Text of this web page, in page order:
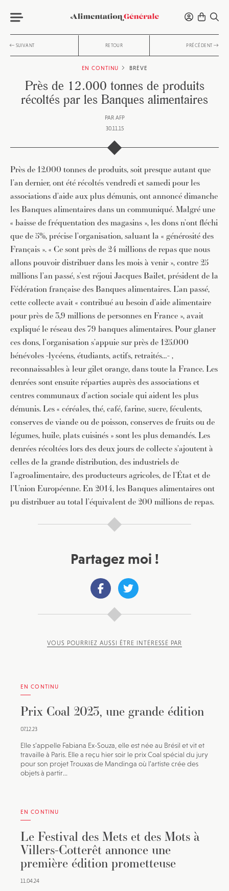
SUIVANT RETOUR PRÉCÉDENT
EN CONTINU BRÈVE
Près de 12.000 tonnes de produits
récoltés par les Banques alimentaires
PAR AFP
30.11.15
Près de 12.000 tonnes de produits, soit presque autant que
l’an dernier, ont été récoltés vendredi et samedi pour les
associations d’aide aux plus démunis, ont annoncé dimanche
les Banques alimentaires dans un communiqué. Malgré une
« baisse de fréquentation des magasins », les dons n’ont fléchi
que de 5%, précise l’organisation, saluant la « générosité des
Français ». « Ce sont près de 24 millions de repas que nous
allons pouvoir distribuer dans les mois à venir », contre 25
millions l’an passé, s’est réjoui Jacques Bailet, président de la
Fédération française des Banques alimentaires. L’an passé,
cette collecte avait « contribué au besoin d’aide alimentaire
pour près de 3,9 millions de personnes en France », avait
expliqué le réseau des 79 banques alimentaires. Pour glaner
ces dons, l’organisation s’appuie sur près de 125.000
bénévoles -lycéens, étudiants, actifs, retraités…- ,
reconnaissables à leur gilet orange, dans toute la France. Les
denrées sont ensuite réparties auprès des associations et
centres communaux d’action sociale qui aident les plus
démunis. Les « céréales, thé, café, farine, sucre, féculents,
conserves de viande ou de poisson, conserves de fruits ou de
légumes, huile, plats cuisinés » sont les plus demandés. Les
denrées récoltées lors des deux jours de collecte s’ajoutent à
celles de la grande distribution, des industriels de
l’agroalimentaire, des producteurs agricoles, de l’État et de
l’Union Européenne. En 2014, les Banques alimentaires ont
pu distribuer au total l’équivalent de 200 millions de repas.
Partagez moi !
VOUS POURRIEZ AUSSI ÊTRE INTÉRESSÉ PAR
EN CONTINU
Prix Coal 2023, une grande édition
07.12.23
Elle s’appelle Fabiana Ex-Souza, elle est née au Brésil et vit et
travaille à Paris. Elle a reçu hier soir le prix Coal spécial du jury
pour son projet Trouxas de Mandinga où l’artiste crée des
objets à partir...
EN CONTINU
Le Festival des Mets et des Mots à
Villers-Cotterêt annonce une
première édition prometteuse
11.04.24